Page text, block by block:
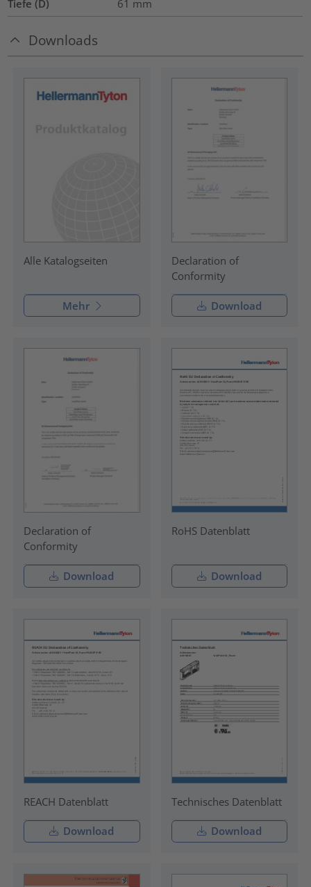
Tiefe (D) 61 mm
Downloads
Alle Katalogseiten
Mehr
Declaration of
Conformity
Download
Declaration of
Conformity
Download
RoHS Datenblatt
Download
REACH Datenblatt
Download
Technisches Datenblatt
Download